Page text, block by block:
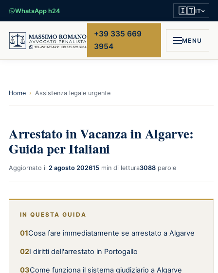
WhatsApp h24 🇮🇹IT
+39 335 669
3954
MENU
Home › Assistenza legale urgente
Arrestato in Vacanza in Algarve:
Guida per Italiani
Aggiornato il 2 agosto 202615 min di lettura3088 parole
IN QUESTA GUIDA
Cosa fare immediatamente se arrestato a Algarve
I diritti dell'arrestato in Portogallo
Come funziona il sistema giudiziario a Algarve